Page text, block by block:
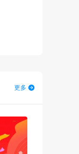
更多